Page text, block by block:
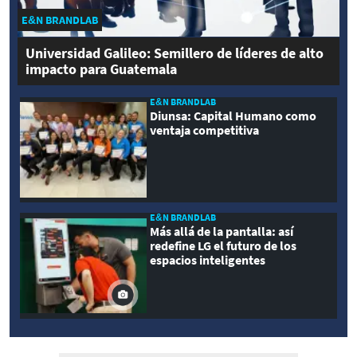
E&N BRANDLAB
Universidad Galileo: Semillero de líderes de alto
impacto para Guatemala
E&N BRANDLAB
Diunsa: Capital Humano como
ventaja competitiva
E&N BRANDLAB
Más allá de la pantalla: así
redefine LG el futuro de los
espacios inteligentes